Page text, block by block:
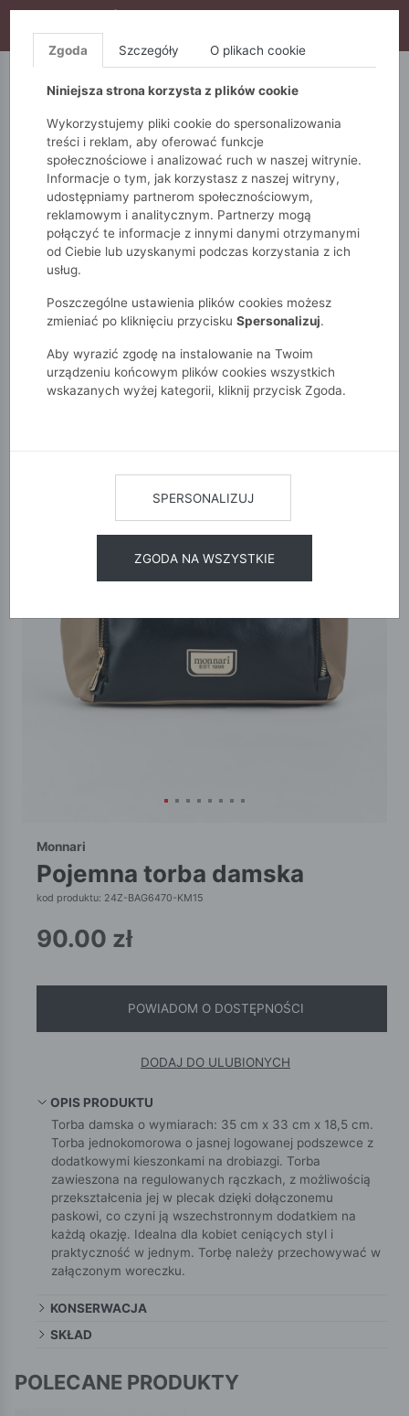
S10), DODATKOWE 15% ZA 3SZT (KOD: S15)
5.10.15. QUIOSQUE
Monnari Torby Plecaki Pojemna torba damska
Monnari
pojemna torba damska
kod produktu: 24Z-BAG6470-KM15
90.00 zł
POWIADOM O DOSTĘPNOŚCI
DODAJ DO ULUBIONYCH
OPIS PRODUKTU
Torba damska o wymiarach: 35 cm x 33 cm x 18,5 cm.
Torba jednokomorowa o jasnej logowanej podszewce z
dodatkowymi kieszonkami na drobiazgi. Torba
zawieszona na regulowanych rączkach, z możliwością
przekształcenia jej w plecak dzięki dołączonemu
paskowi, co czyni ją wszechstronnym dodatkiem na
każdą okazję. Idealna dla kobiet ceniących styl i
praktyczność w jednym. Torbę należy przechowywać w
załączonym woreczku.
KONSERWACJA
SKŁAD
POLECANE PRODUKTY
Zgoda Szczegóły O plikach cookie
Niniejsza strona korzysta z plików cookie
Wykorzystujemy pliki cookie do spersonalizowania
treści i reklam, aby oferować funkcje
społecznościowe i analizować ruch w naszej witrynie.
Informacje o tym, jak korzystasz z naszej witryny,
udostępniamy partnerom społecznościowym,
reklamowym i analitycznym. Partnerzy mogą
połączyć te informacje z innymi danymi otrzymanymi
od Ciebie lub uzyskanymi podczas korzystania z ich
usług.
Poszczególne ustawienia plików cookies możesz
zmieniać po kliknięciu przycisku Spersonalizuj.
Aby wyrazić zgodę na instalowanie na Twoim
urządzeniu końcowym plików cookies wszystkich
wskazanych wyżej kategorii, kliknij przycisk Zgoda.
SPERSONALIZUJ
ZGODA NA WSZYSTKIE